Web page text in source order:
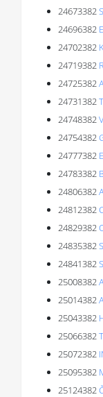
24673382
24696382
24702382
24719382
24725382
24731382
24748382
24754382
24777382
24783382
24806382
24812382
24829382
24835382
24841382
25008382
25014382
25043382
25066382
25072382
25095382
25124382